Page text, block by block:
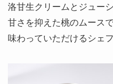
洛甘生クリームとジュー
甘さを抑えた桃のムース
味わっていただけるシェ